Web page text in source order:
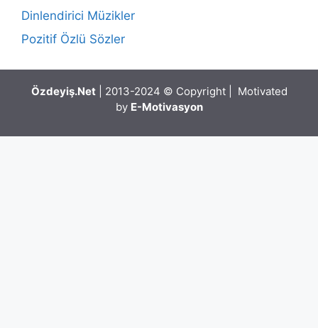
Dinlendirici Müzikler
Pozitif Özlü Sözler
Özdeyiş.Net| 2013-2024 © Copyright | Motivated
by E-Motivasyon